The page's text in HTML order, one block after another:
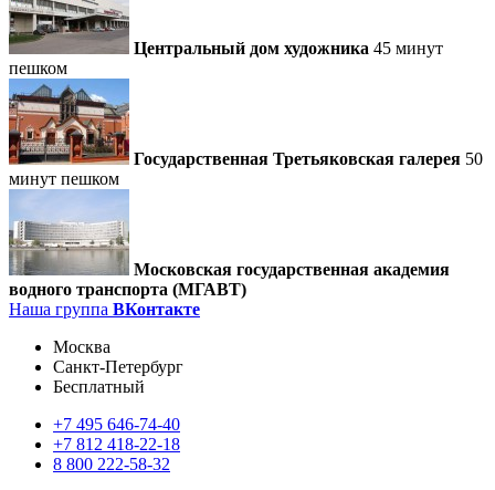
Центральный дом художника 45 минут
пешком
Государственная Третьяковская галерея 50
минут пешком
Московская государственная академия
водного транспорта (МГАВТ)
Наша группа ВКонтакте
Москва
Санкт-Петербург
Бесплатный
+7 495 646-74-40
+7 812 418-22-18
8 800 222-58-32